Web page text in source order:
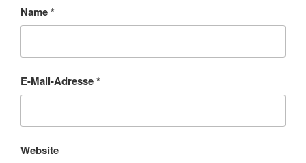
Name*
E-Mail-Adresse*
Website